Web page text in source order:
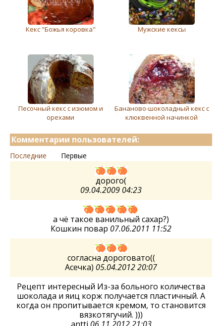
Кекс "Божья коровка" Мужские кексы
Песочный кекс с изюмом и
орехами
Бананово-шоколадный кекс с
клюквенной начинкой
Комментарии пользователей:
Последние Первые
дорого(
09.04.2009 04:23
а чё такое ванильный сахар?)
Кошкин повар 07.06.2011 11:52
согласна дороговато((
Асечка) 05.04.2012 20:07
Рецепт интересный Из-за больного количества
шоколада и яиц корж получается пластичный. А
когда он пропитывается кремом, то становится
вязкотягучий. )))
antti 06.11.2012 21:03